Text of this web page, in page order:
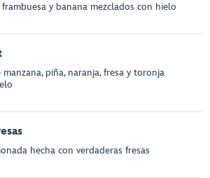
y banana mezclados con hielo
piña, naranja, fresa y toronja
hecha con verdaderas fresas